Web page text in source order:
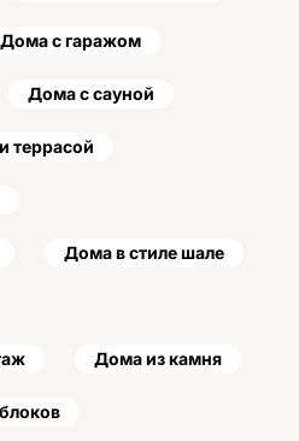
Дома с гаражом
Дома с сауной
террасой
Дома в стиле шале
Дома из камня